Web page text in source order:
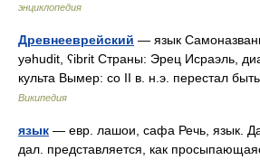
энциклопедия
Древнееврейский — язык
yəhudit, ʕibrit Страны: Эрец Исраэль,
культа Вымер: со II в. н.э. перестал
Википедия
язык — евр. лашои, сафа Речь, язык.
дал. представляется, как